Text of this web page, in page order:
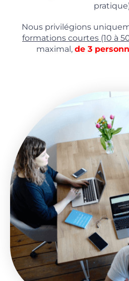
Nous privilégions
formations courtes (10 à
maximal, de 3